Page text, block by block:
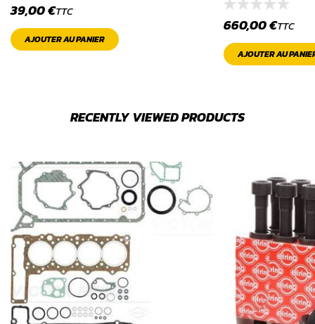
39,00€TTC
AJOUTER AU PANIER
660,00€TTC
AJOUTER AU
RECENTLY VIEWED PRODUCTS